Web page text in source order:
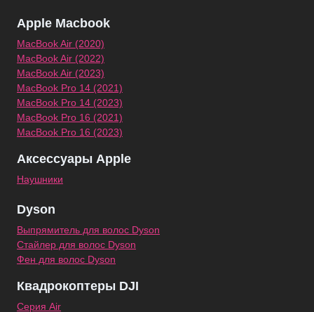
Apple Macbook
MacBook Air (2020)
MacBook Air (2022)
MacBook Air (2023)
MacBook Pro 14 (2021)
MacBook Pro 14 (2023)
MacBook Pro 16 (2021)
MacBook Pro 16 (2023)
Аксессуары Apple
Наушники
Dyson
Выпрямитель для волос Dyson
Стайлер для волос Dyson
Фен для волос Dyson
Квадрокоптеры DJI
Серия Air